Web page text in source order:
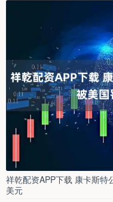
祥乾配资APP下载 康卡斯
美元